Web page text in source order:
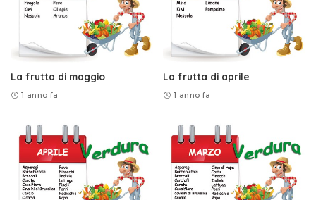
La frutta di maggio
1 anno fa
La frutta di aprile
1 anno fa